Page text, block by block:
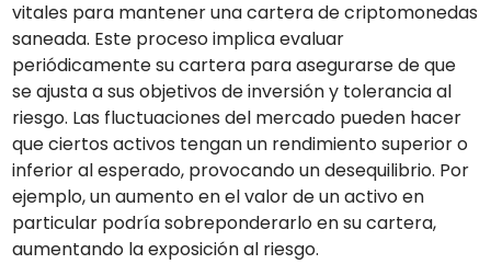
vitales para mantener una cartera de criptomonedas
saneada. Este proceso implica evaluar
periódicamente su cartera para asegurarse de que
se ajusta a sus objetivos de inversión y tolerancia al
riesgo. Las fluctuaciones del mercado pueden hacer
que ciertos activos tengan un rendimiento superior o
inferior al esperado, provocando un desequilibrio. Por
ejemplo, un aumento en el valor de un activo en
particular podría sobreponderarlo en su cartera,
aumentando la exposición al riesgo.